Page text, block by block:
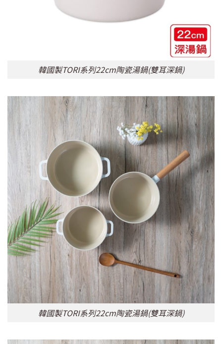
韓國製TORI系列22cm陶瓷湯鍋(雙耳深鍋)
韓國製TORI系列22cm陶瓷湯鍋(雙耳深鍋)